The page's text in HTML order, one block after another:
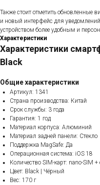
Также стоит отметить обновленные
и новый интерфейс для
устройством более удобным и
Характеристики
Характеристики
Black
Общие характеристики
Артикул: 1341
Страна производства: Китай
Срок службы: 3 года
Гарантия: 1 год
Материал корпуса: Алюминий
Материал задней панели: Стекло
Поддержка MagSafe: Да
Операционная система: iOS 18
Количество SIM-карт: nano-SIM +
Цвет: Black | Чёрный
Вес: 170 г